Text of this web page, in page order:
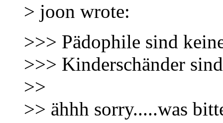
> joon wrote:
>>> Pädophile sind
>>> Kinderschänder
>>
>> ähhh sorry.....was